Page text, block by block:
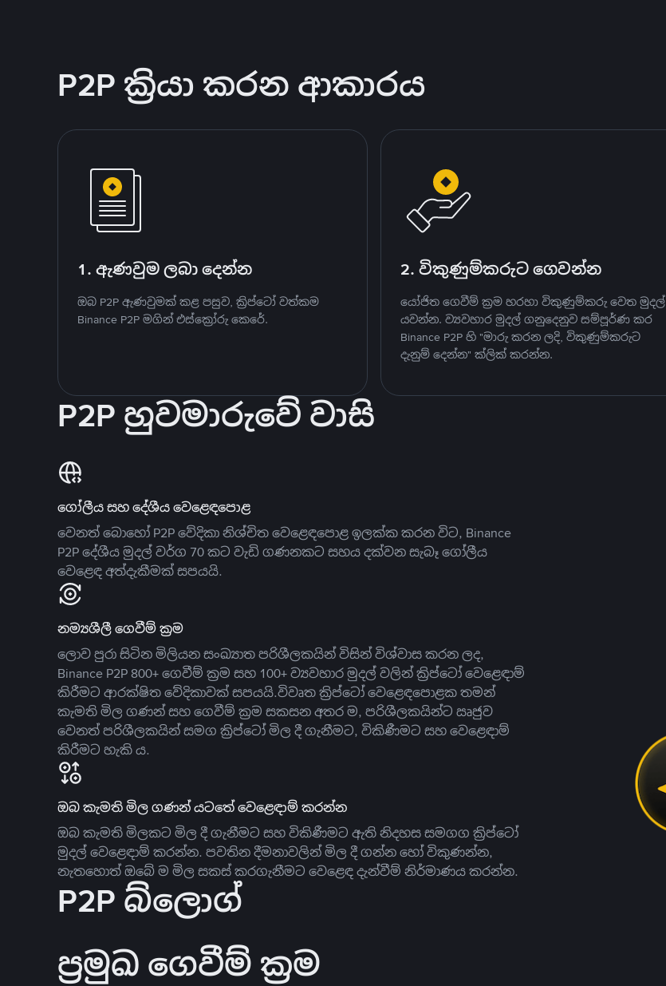
P2P ක්‍රියා කරන ආකාරය
1. ඇණවුම ලබා දෙන්න
ඔබ P2P ඇණවුමක් කළ පසුව, ක්‍රිප්ටෝ වත්කම
Binance P2P මගින් එස්ක්‍රෝරු කෙරේ.
2. විකුණුම්කරුට ගෙවන්න
යෝජිත ගෙවීම් ක්‍රම හරහා විකුණුම්කරු වෙත මුදල්
යවන්න. ව්‍යවහාර මුදල් ගනුදෙනුව සම්පූර්ණ කර
Binance P2P හි "මාරු කරන ලදි, විකුණුම්කරුට
දැනුම් දෙන්න" ක්ලික් කරන්න.
P2P හුවමාරුවේ වාසි
ගෝලීය සහ දේශීය වෙළෙඳපොළ
වෙනත් බොහෝ P2P වේදිකා නිශ්චිත වෙළෙඳපොළ ඉලක්ක කරන විට, Binance
P2P දේශීය මුදල් වර්ග 70 කට වැඩි ගණනකට සහය දක්වන සැබෑ ගෝලීය
වෙළෙඳ අත්දැකීමක් සපයයි.
නම්‍යශීලී ගෙවීම් ක්‍රම
ලොව පුරා සිටින මිලියන සංඛ්‍යාත පරිශීලකයින් විසින් විශ්වාස කරන ලද,
Binance P2P 800+ ගෙවීම් ක්‍රම සහ 100+ ව්‍යවහාර මුදල් වලින් ක්‍රිප්ටෝ වෙළෙඳාම්
කිරීමට ආරක්ෂිත වේදිකාවක් සපයයි.විවෘත ක්‍රිප්ටෝ වෙළෙඳපොළක තමන්
කැමති මිල ගණන් සහ ගෙවීම් ක්‍රම සකසන අතර ම, පරිශීලකයින්ට ඍජුව
වෙනත් පරිශීලකයින් සමග ක්‍රිප්ටෝ මිල දී ගැනීමට, විකිණීමට සහ වෙළෙඳාම්
කිරීමට හැකි ය.
ඔබ කැමති මිල ගණන් යටතේ වෙළෙඳාම් කරන්න
ඔබ කැමති මිලකට මිල දී ගැනීමට සහ විකිණීමට ඇති නිදහස සමගග ක්‍රිප්ටෝ
මුදල් වෙළෙඳාම් කරන්න. පවතින දීමනාවලින් මිල දී ගන්න හෝ විකුණන්න,
නැතහොත් ඔබේ ම මිල සකස් කරගැනීමට වෙළෙඳ දැන්වීම් නිර්මාණය කරන්න.
P2P බ්ලොග්
ප්‍රමුඛ ගෙවීම් ක්‍රම